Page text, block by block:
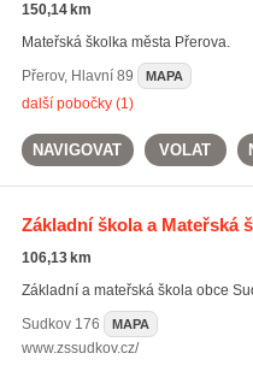
150,14 km
Mateřská školka města Přerova.
Přerov, Hlavní 89 MAPA
další pobočky (1)
NAVIGOVAT VOLAT
Základní škola a Mateřská
106,13 km
Základní a mateřská škola obce
Sudkov176 MAPA
www.zssudkov.cz/